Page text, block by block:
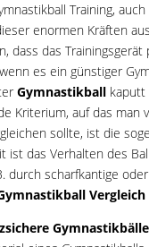
Training,
enormen Kräften
dass das
es ein günstiger
Gymnastikball kaputt
Kriterium, auf das man
sollte, ist die
ist das Verhalten des
durch scharfkantige
Vergleich
Gymnastikbälle